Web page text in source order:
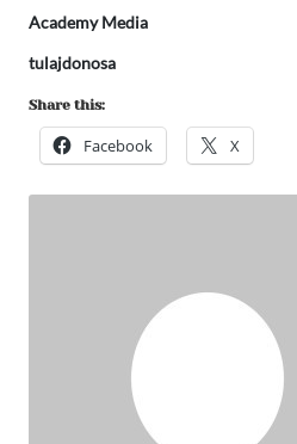
Academy Media
tulajdonosa
Share this:
Facebook X